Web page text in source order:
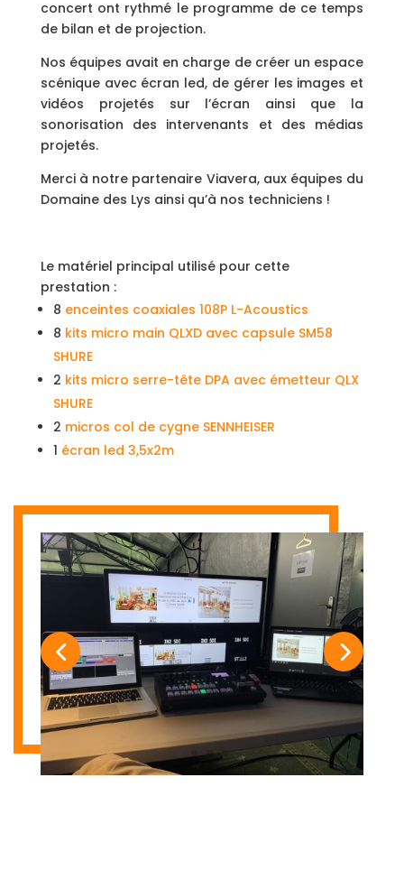
concert ont rythmé le programme de ce temps
de bilan et de projection.
Nos équipes avait en charge de créer un espace
scénique avec écran led, de gérer les images et
vidéos projetés sur l’écran ainsi que la
sonorisation des intervenants et des médias
projetés.
Merci à notre partenaire Viavera, aux équipes du
Domaine des Lys ainsi qu’à nos techniciens !
Le matériel principal utilisé pour cette
prestation :
8 enceintes coaxiales 108P L-Acoustics
8 kits micro main QLXD avec capsule SM58
SHURE
2 kits micro serre-tête DPA avec émetteur QLX
SHURE
2 micros col de cygne SENNHEISER
1 écran led 3,5x2m